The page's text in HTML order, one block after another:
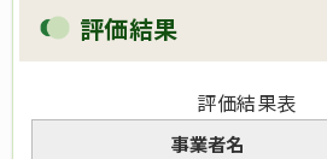
評価結果
評価結果表
事業者名